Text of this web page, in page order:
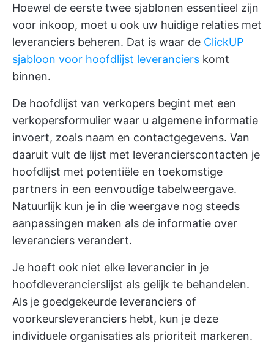
Hoewel de eerste twee sjablonen essentieel zijn
voor inkoop, moet u ook uw huidige relaties met
leveranciers beheren. Dat is waar de ClickUP
sjabloon voor hoofdlijst leveranciers komt
binnen.
De hoofdlijst van verkopers begint met een
verkopersformulier waar u algemene informatie
invoert, zoals naam en contactgegevens. Van
daaruit vult de lijst met leverancierscontacten je
hoofdlijst met potentiële en toekomstige
partners in een eenvoudige tabelweergave.
Natuurlijk kun je in die weergave nog steeds
aanpassingen maken als de informatie over
leveranciers verandert.
Je hoeft ook niet elke leverancier in je
hoofdleverancierslijst als gelijk te behandelen.
Als je goedgekeurde leveranciers of
voorkeursleveranciers hebt, kun je deze
individuele organisaties als prioriteit markeren.